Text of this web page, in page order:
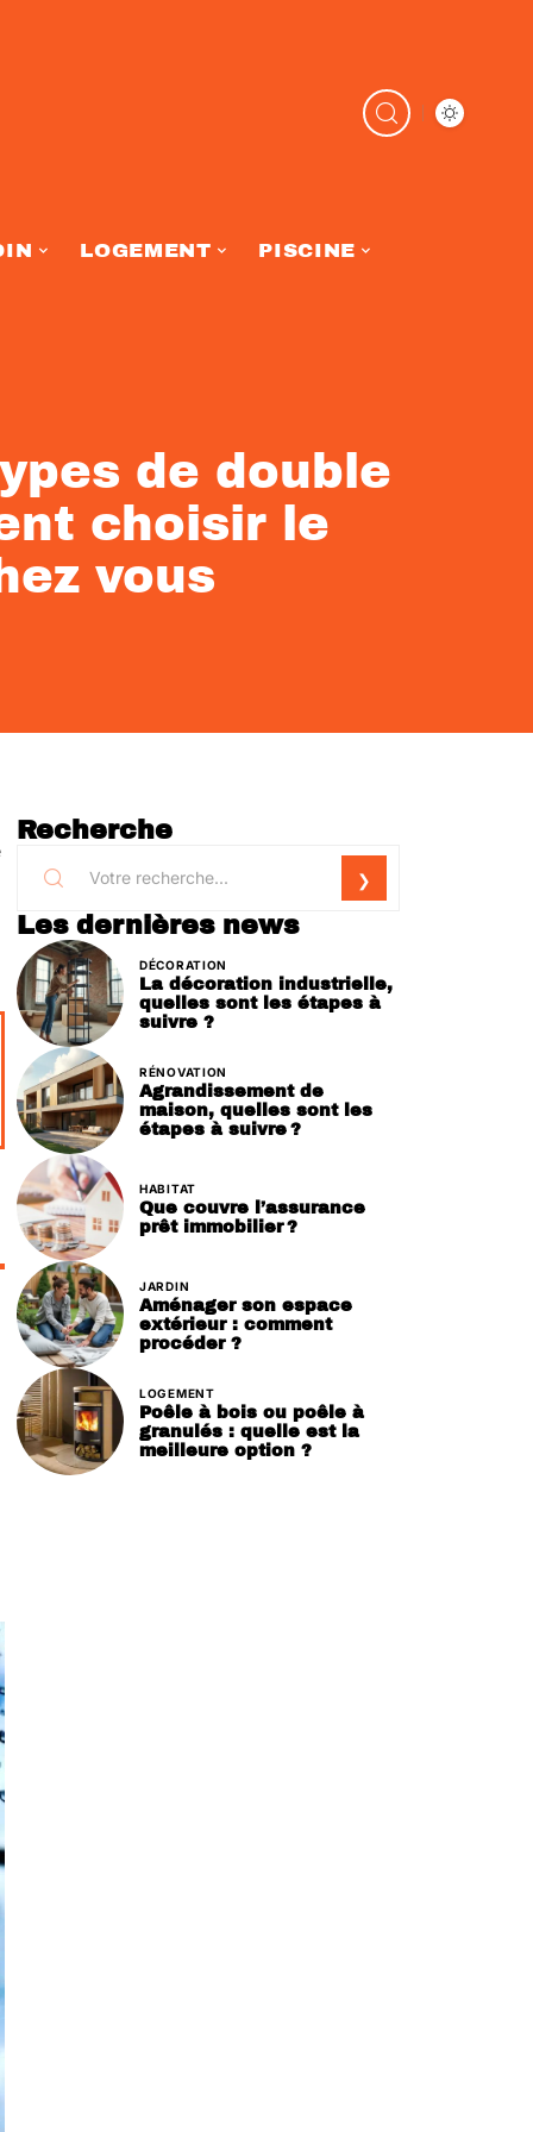
LOGEMENT PISCINE
de double
choisir le
vous
Recherche
Les dernières news
DÉCORATION
La décoration industrielle,
quelles sont les étapes à
suivre ?
RÉNOVATION
Agrandissement de
maison, quelles sont les
étapes à suivre ?
HABITAT
Que couvre l’assurance
prêt immobilier ?
JARDIN
Aménager son espace
extérieur : comment
procéder ?
LOGEMENT
Poêle à bois ou poêle à
granulés : quelle est la
meilleure option ?